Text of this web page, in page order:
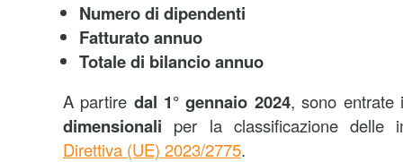
Numero di dipendenti
Fatturato annuo
Totale di bilancio annuo
A partire dal 1° gennaio 2024, sono
dimensionali per la classificazione delle
Direttiva (UE) 2023/2775.